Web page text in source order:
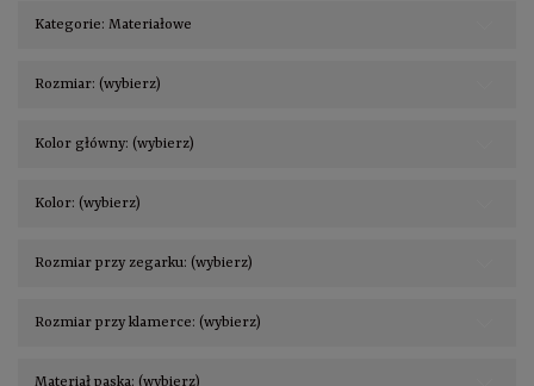
Kategorie: Materiałowe
Rozmiar: (wybierz)
Kolor główny: (wybierz)
Kolor: (wybierz)
Rozmiar przy zegarku: (wybierz)
Rozmiar przy klamerce: (wybierz)